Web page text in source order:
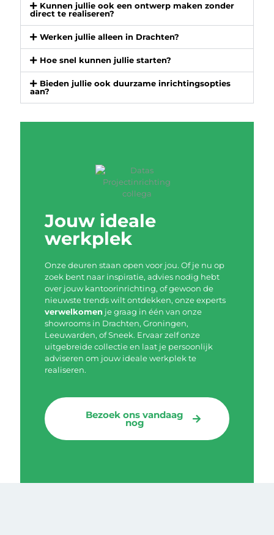
Kunnen jullie ook een ontwerp maken zonder
direct te realiseren?
Werken jullie alleen in Drachten?
Hoe snel kunnen jullie starten?
Bieden jullie ook duurzame inrichtingsopties
aan?
Jouw ideale
werkplek
Onze deuren staan open voor jou. Of je nu op
zoek bent naar inspiratie, advies nodig hebt
over jouw kantoorinrichting, of gewoon de
nieuwste trends wilt ontdekken, onze experts
verwelkomen je graag in één van onze
showrooms in Drachten, Groningen,
Leeuwarden, of Sneek. Ervaar zelf onze
uitgebreide collectie en laat je persoonlijk
adviseren om jouw ideale werkplek te
realiseren.
Bezoek ons vandaag
nog